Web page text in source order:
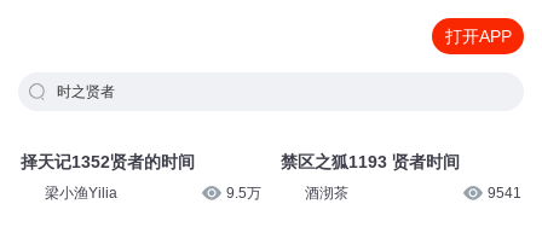
打开APP
时之贤者
择天记1352贤者的时间
梁小渔Yilia 9.5万
禁区之狐1193 贤者时间
酒沏茶 9541